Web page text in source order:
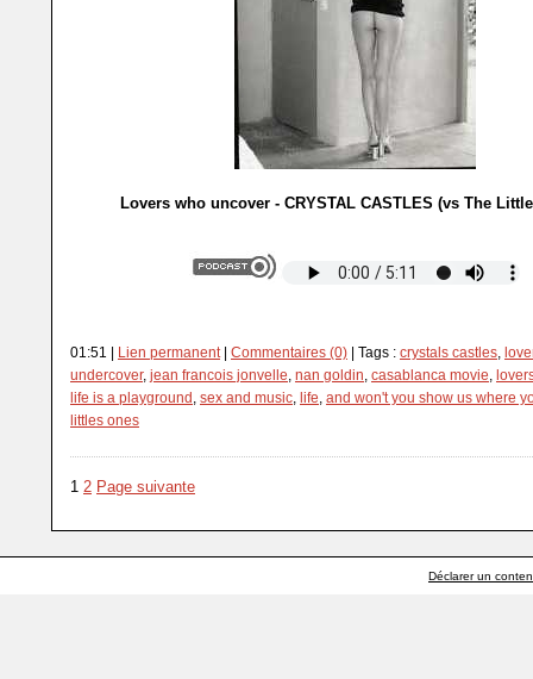
Lovers who uncover - CRYSTAL CASTLES (vs The
01:51 | Lien permanent| Commentaires (0) | Tags : crystals castles,
undercover, jean francois jonvelle, nan goldin, casablanca movie,
life is a playground , sex and music, life, and won't you show us where
littles ones
1 2 Page suivante
Déclarer un